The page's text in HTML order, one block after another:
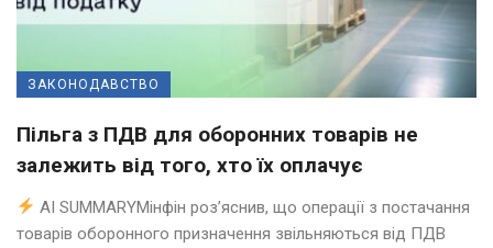
ЗАКОНОДАВСТВО
Пільга з ПДВ для оборонних товарів не
залежить від того, хто їх оплачує
AI SUMMARYМінфін роз’яснив, що операції з постачання
товарів оборонного призначення звільняються від ПДВ